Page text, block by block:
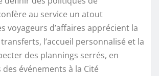
au service un atout
voyageurs d’affaires apprécient la
l’accueil personnalisé et la
des plannings serrés, en
événements à la Cité